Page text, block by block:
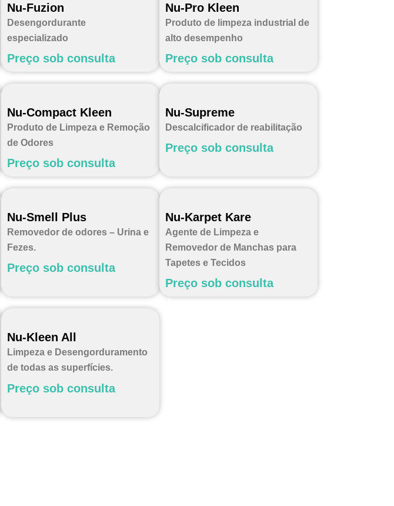
Nu-Fuzion
Desengordurante
especializado
Preço sob consulta
Nu-Pro Kleen
Produto de limpeza industrial de
alto desempenho
Preço sob consulta
Nu-Compact Kleen
Produto de Limpeza e Remoção
de Odores
Preço sob consulta
Nu-Supreme
Descalcificador de reabilitação
Preço sob consulta
Nu-Smell Plus
Removedor de odores – Urina e
Fezes.
Preço sob consulta
Nu-Karpet Kare
Agente de Limpeza e
Removedor de Manchas para
Tapetes e Tecidos
Preço sob consulta
Nu-Kleen All
Limpeza e Desengorduramento
de todas as superfícies.
Preço sob consulta